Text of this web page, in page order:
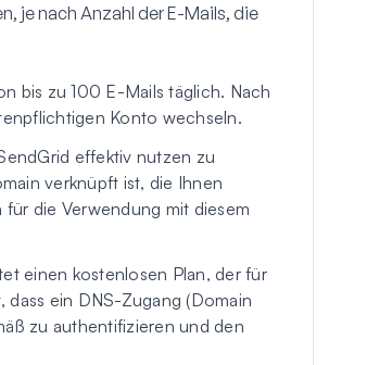
je nach Anzahl der E-Mails, die
bis zu 100 E-Mails täglich. Nach
Konto wechseln.
effektiv nutzen zu
verknüpft ist, die Ihnen
die Verwendung mit diesem
einen kostenlosen Plan, der für
ein DNS-Zugang (Domain
zu authentifizieren und den